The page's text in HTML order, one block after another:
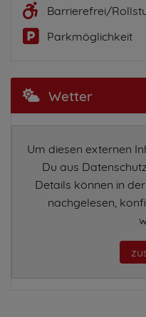
Barrierefrei/
Parkmöglichkeit
Wetter
Um diesen externen
Du aus
Details können in
nachgelesen,